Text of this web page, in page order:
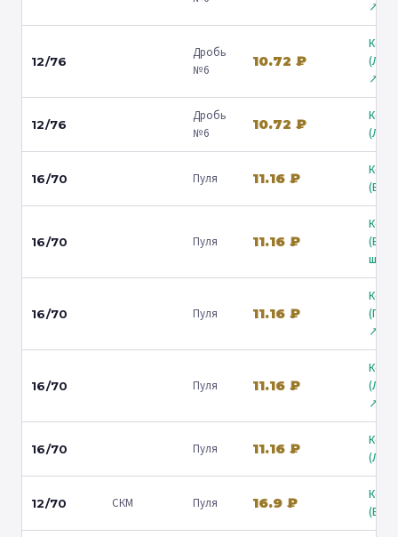
↗
12/76
Дробь
№6
10.72 ₽
↗
12/76
Дробь
№6
10.72 ₽
16/70 Пуля 11.16 ₽
16/70 Пуля 11.16 ₽
ш.) ↗
16/70 Пуля 11.16 ₽
↗
16/70 Пуля 11.16 ₽
↗
16/70 Пуля 11.16 ₽
12/70 СКМ Пуля 16.9 ₽